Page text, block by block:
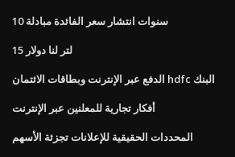
10 سنوات انتشار سعر الفائدة مبادلة
15 لتر لنا دولار
الدفع عبر الإنترنت وبطاقات الائتمان hdfc البنك
أفكار تجارية للمعلنين عبر الإنترنت
المحددات الحقيقية للإعلانات تجزئة الأسهم